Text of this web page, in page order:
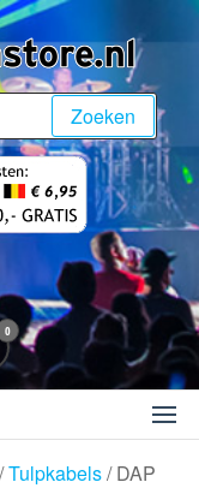
in
Zoeken
0
/Tulpkabels/ DAP